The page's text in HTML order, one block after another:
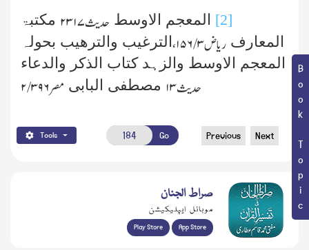
Book Topic
[2] المعجم الاوسط حدیث ۲۳۱۷
مکتبۃ
المعارف ریاض ۳/ ۱۵۶،
الترغیب والترھیب بحولہ
المعجم الاوسط والزہد کتاب الذکر والدعاء
حدیث ۱۳ مصطفی البابی مصر ۲/۳۹۶
Tools Go Previous Next
صراط الجنان
موبائل ایپلیکیشن
Play Store App Store